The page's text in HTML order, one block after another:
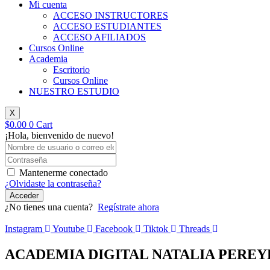
Mi cuenta
ACCESO INSTRUCTORES
ACCESO ESTUDIANTES
ACCESO AFILIADOS
Cursos Online
Academia
Escritorio
Cursos Online
NUESTRO ESTUDIO
X
$0.00 0 Cart
¡Hola, bienvenido de nuevo!
Mantenerme conectado
¿Olvidaste la contraseña?
Acceder
¿No tienes una cuenta? Regístrate ahora
Instagram Youtube Facebook Tiktok Threads
ACADEMIA DIGITAL NATALIA